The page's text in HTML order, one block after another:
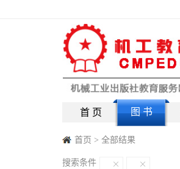
首 页 图 书
首页 > 全部结果
搜索条件